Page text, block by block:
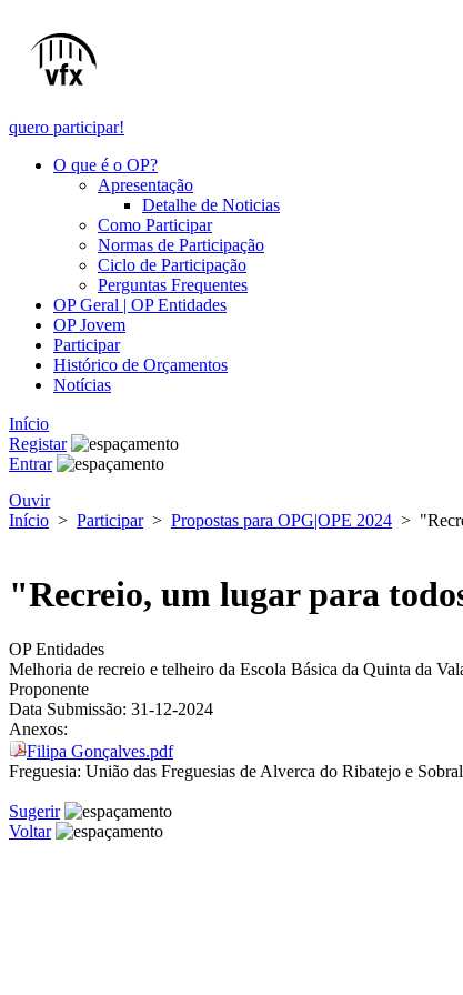
quero participar!
O que é o OP?
Apresentação
Detalhe de Noticias
Como Participar
Normas de Participação
Ciclo de Participação
Perguntas Frequentes
OP Geral | OP Entidades
OP Jovem
Participar
Histórico de Orçamentos
Notícias
Início
Registar
Entrar
Ouvir
Início > Participar> Propostas para OPG|OPE 2024 >
"Recreio, um lugar para
OP Entidades
Melhoria de recreio e telheiro da Escola Básica da Quinta da
Proponente
Data Submissão: 31-12-2024
Anexos:
Filipa Gonçalves.pdf
Freguesia: União das Freguesias de Alverca do Ribatejo e
Sugerir
Voltar